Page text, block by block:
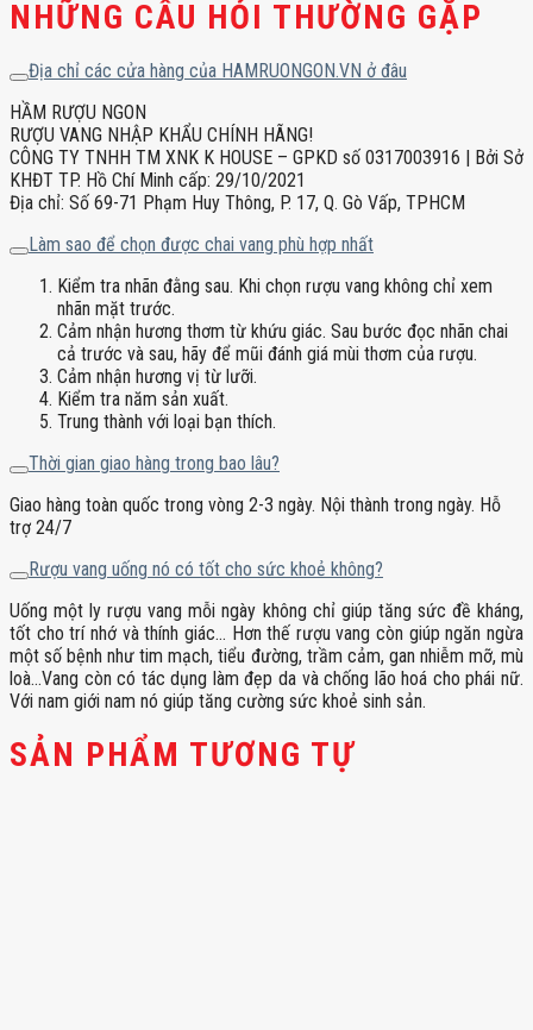
NHỮNG CÂU HỎI THƯỜNG GẶP
Địa chỉ các cửa hàng của HAMRUONGON.VN ở đâu
HẦM RƯỢU NGON
RƯỢU VANG NHẬP KHẨU CHÍNH HÃNG!
CÔNG TY TNHH TM XNK K HOUSE – GPKD số 0317003916 | Bởi Sở
KHĐT TP. Hồ Chí Minh cấp: 29/10/2021
Địa chỉ: Số 69-71 Phạm Huy Thông, P. 17, Q. Gò Vấp, TPHCM
Làm sao để chọn được chai vang phù hợp nhất
Kiểm tra nhãn đằng sau. Khi chọn rượu vang không chỉ xem
nhãn mặt trước.
Cảm nhận hương thơm từ khứu giác. Sau bước đọc nhãn chai
cả trước và sau, hãy để mũi đánh giá mùi thơm của rượu.
Cảm nhận hương vị từ lưỡi.
Kiểm tra năm sản xuất.
Trung thành với loại bạn thích.
Thời gian giao hàng trong bao lâu?
Giao hàng toàn quốc trong vòng 2-3 ngày. Nội thành trong ngày. Hỗ
trợ 24/7
Rượu vang uống nó có tốt cho sức khoẻ không?
Uống một ly rượu vang mỗi ngày không chỉ giúp tăng sức đề kháng,
tốt cho trí nhớ và thính giác… Hơn thế rượu vang còn giúp ngăn ngừa
một số bệnh như tim mạch, tiểu đường, trầm cảm, gan nhiễm mỡ, mù
loà…Vang còn có tác dụng làm đẹp da và chống lão hoá cho phái nữ.
Với nam giới nam nó giúp tăng cường sức khoẻ sinh sản.
SẢN PHẨM TƯƠNG TỰ